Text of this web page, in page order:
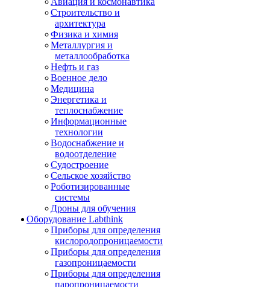
Строительство и
архитектура
Физика и химия
Металлургия и
металлообработка
Нефть и газ
Военное дело
Медицина
Энергетика и
теплоснабжение
Информационные
технологии
Водоснабжение и
водоотделение
Судостроение
Сельское хозяйство
Роботизированные
системы
Дроны для обучения
Оборудование Labthink
Приборы для определения
кислородопроницаемости
Приборы для определения
газопроницаемости
Приборы для определения
паропроницаемости